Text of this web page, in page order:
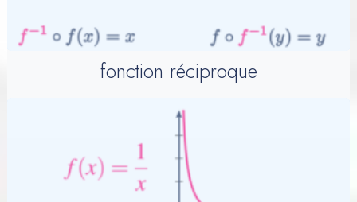
fonction réciproque